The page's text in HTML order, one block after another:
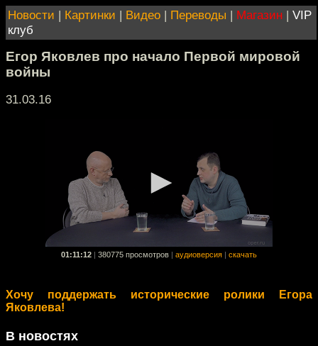
Новости | Картинки | Видео | Переводы | Магазин | VIP
клуб
Егор Яковлев про начало Первой мировой
войны
31.03.16
01:11:12 380775 просмотров аудиоверсия скачать
Хочу поддержать исторические ролики Егора
Яковлева!
В новостях